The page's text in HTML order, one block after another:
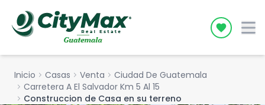
Icon
Inicio chevron_right Casas chevron_right Venta chevron_right Ciudad De Guatemala
chevron_right Carretera A El Salvador Km 5 Al 15
chevron_right Construccion de Casa en su terreno